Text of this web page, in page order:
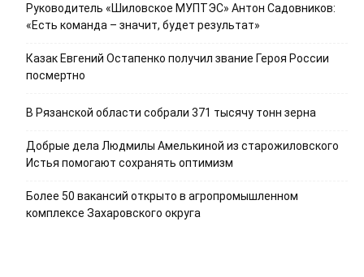
Руководитель «Шиловское МУПТЭС» Антон Садовников:
«Есть команда – значит, будет результат»
Казак Евгений Остапенко получил звание Героя России
посмертно
В Рязанской области собрали 371 тысячу тонн зерна
Добрые дела Людмилы Амелькиной из старожиловского
Истья помогают сохранять оптимизм
Более 50 вакансий открыто в агропромышленном
комплексе Захаровского округа